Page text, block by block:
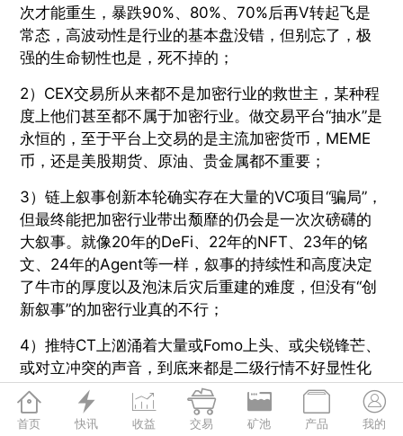
次才能重生，暴跌90%、80%、70%后再V转起飞是
常态，高波动性是行业的基本盘没错，但别忘了，极
强的生命韧性也是，死不掉的；
2）CEX交易所从来都不是加密行业的救世主，某种程
度上他们甚至都不属于加密行业。做交易平台“抽水”是
永恒的，至于平台上交易的是主流加密货币，MEME
币，还是美股期货、原油、贵金属都不重要；
3）链上叙事创新本轮确实存在大量的VC项目“骗局”，
但最终能把加密行业带出颓靡的仍会是一次次磅礴的
大叙事。就像20年的DeFi、22年的NFT、23年的铭
文、24年的Agent等一样，叙事的持续性和高度决定
了牛市的厚度以及泡沫后灾后重建的难度，但没有“创
新叙事”的加密行业真的不行；
4）推特CT上汹涌着大量或Fomo上头、或尖锐锋芒、
或对立冲突的声音，到底来都是二级行情不好显性化
的表现，看一看，消遣消遣就好了。若真到了加密行
业跨踏式衰亡的那一天，没有一个人能够独善其身，

首页

快讯

收益

交易

矿池

产品

我的